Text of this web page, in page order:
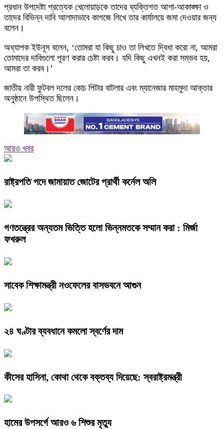
প্রধান উপদেষ্টা প্রত্যেক খেলোয়াড়কে তাদের ব্যক্তিগত আশা-আকাঙ্ক্ষা ও
তাদের বিভিন্ন দাবি আলাদাভাবে কাগজে লিখে তার কার্যালয়ে জমা দেওয়ার জন্য
বলেন।
অধ্যাপক ইউনূস বলেন, ‘তোমরা যা কিছু চাও তা লিখতে দ্বিধা করো না, আমরা
তোমাদের দাবিগুলো পূরণ করার চেষ্টা করব। যদি কিছু এখনই করা সম্ভব হয়,
আমরা তা করব।’
জাতীয় নারী ফুটবল দলের কোচ পিটার বাটলার এবং ম্যানেজার মাহমুদা আক্তার
অনুষ্ঠানে উপস্থিত ছিলেন।
আরও খবর
রাষ্ট্রপতি পদে জামায়াত জোটের প্রার্থী কর্নেল অলি
গণতন্ত্রের অন্যতম ভিত্তি হলো ভিন্নমতকে সম্মান করা : মির্জা
ফখরুল
সাবেক শিক্ষামন্ত্রী নওফেলের বাসভবনে আগুন
২৪ ঘণ্টার ব্যবধানে কমলো স্বর্ণের দাম
কীসের হাসিনা, কোথা থেকে বক্তব্য দিয়েছে: স্বরাষ্ট্রমন্ত্রী
হামের উপসর্গে আরও ৬ শিশুর মৃত্যু